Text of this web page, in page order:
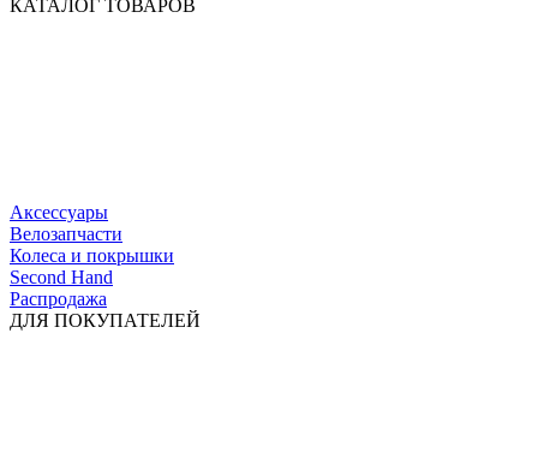
КАТАЛОГ ТОВАРОВ
Аксессуары
Велозапчасти
Колеса и покрышки
Second Hand
Распродажа
ДЛЯ ПОКУПАТЕЛЕЙ